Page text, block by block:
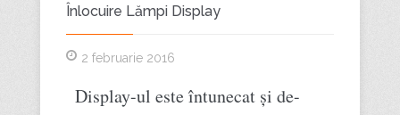
Înlocuire Lămpi Display
2 februarie 2016
Display-ul este întunecat și de-